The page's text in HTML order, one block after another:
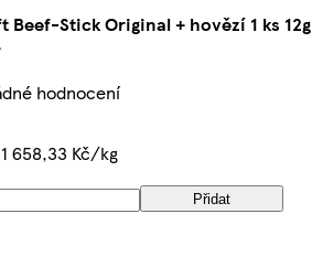
Beef-Stick Original + hovězí 1 ks 12g
hodnocení
1 658,33 Kč/kg
Přidat